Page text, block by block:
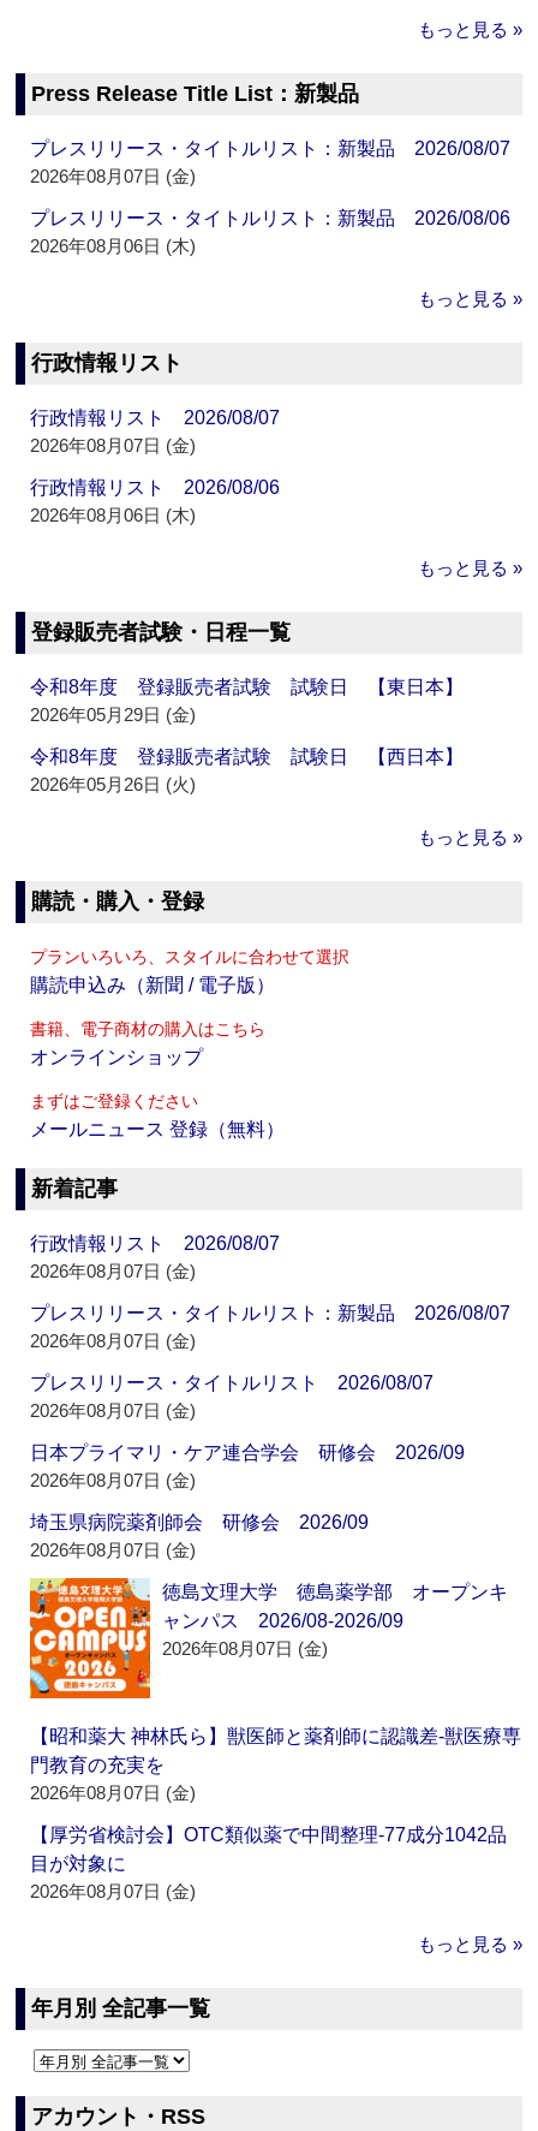
もっと見る »
Press Release Title List：新製品
プレスリリース・タイトルリスト：新製品 2026/08/07
2026年08月07日 (金)
プレスリリース・タイトルリスト：新製品 2026/08/06
2026年08月06日 (木)
もっと見る »
行政情報リスト
行政情報リスト 2026/08/07
2026年08月07日 (金)
行政情報リスト 2026/08/06
2026年08月06日 (木)
もっと見る »
登録販売者試験・日程一覧
令和8年度 登録販売者試験 試験日 【東日本】
2026年05月29日 (金)
令和8年度 登録販売者試験 試験日 【西日本】
2026年05月26日 (火)
もっと見る »
購読・購入・登録
プランいろいろ、スタイルに合わせて選択
購読申込み（新聞 / 電子版）
書籍、電子商材の購入はこちら
オンラインショップ
まずはご登録ください
メールニュース 登録（無料）
新着記事
行政情報リスト 2026/08/07
2026年08月07日 (金)
プレスリリース・タイトルリスト：新製品 2026/08/07
2026年08月07日 (金)
プレスリリース・タイトルリスト 2026/08/07
2026年08月07日 (金)
日本プライマリ・ケア連合学会 研修会 2026/09
2026年08月07日 (金)
埼玉県病院薬剤師会 研修会 2026/09
2026年08月07日 (金)
徳島文理大学 徳島薬学部 オープンキ
ャンパス 2026/08-2026/09
2026年08月07日 (金)
【昭和薬大 神林氏ら】獣医師と薬剤師に認識差‐獣医療専
門教育の充実を
2026年08月07日 (金)
【厚労省検討会】OTC類似薬で中間整理‐77成分1042品
目が対象に
2026年08月07日 (金)
もっと見る »
年月別 全記事一覧
アカウント・RSS